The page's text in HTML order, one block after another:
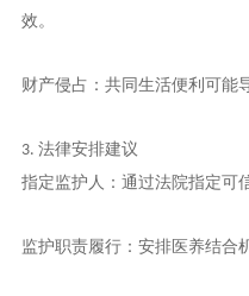
效。
财产侵占：共同生活便利可能
3. 法律安排建议
指定监护人：通过法院指定可
监护职责履行：安排医养结合